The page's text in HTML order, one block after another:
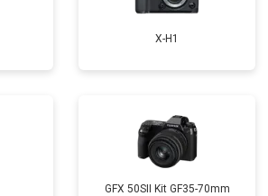
X-H1
GFX 50SII Kit GF35-70mm